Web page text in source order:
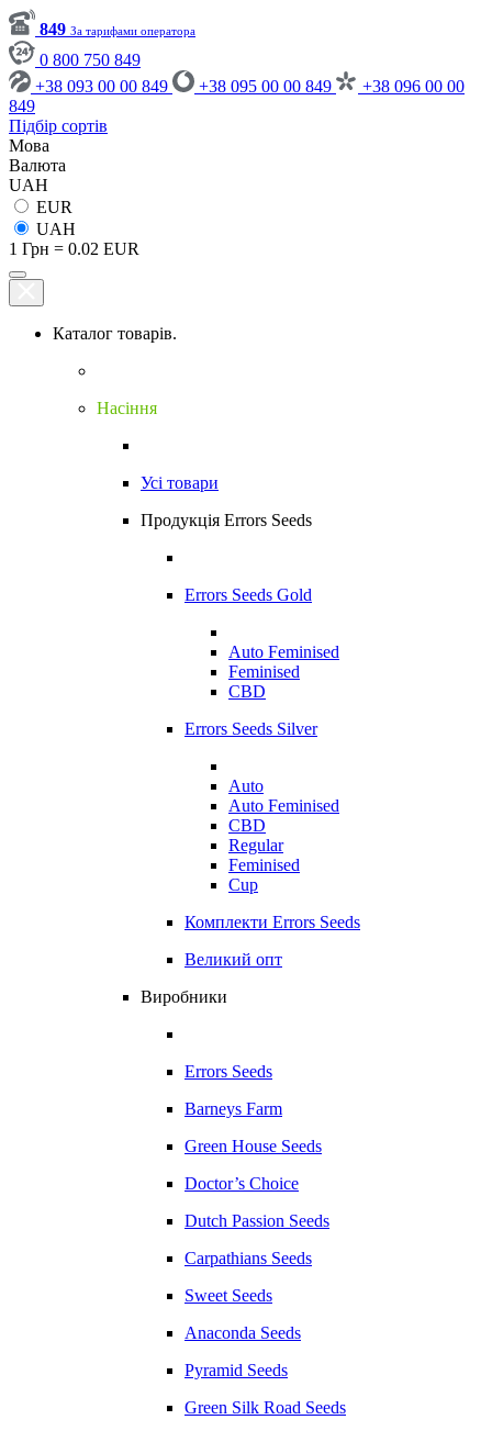
849 За тарифами оператора
0 800 750 849
+38 093 00 00 849
+38 095 00 00 849
+38 096 00 00
849
Підбір сортів
Мова
Валюта
UAH
EUR
UAH
1 Грн = 0.02 EUR
Каталог товарів.
Насіння
Усі товари
Продукція Errors Seeds
Errors Seeds Gold
Auto Feminised
Feminised
CBD
Errors Seeds Silver
Auto
Auto Feminised
CBD
Regular
Feminised
Cup
Комплекти Errors Seeds
Великий опт
Виробники
Errors Seeds
Barneys Farm
Green House Seeds
Doctor’s Choice
Dutch Passion Seeds
Carpathians Seeds
Sweet Seeds
Anaconda Seeds
Pyramid Seeds
Green Silk Road Seeds